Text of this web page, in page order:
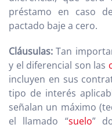
préstamo en caso
pactado baje a cero.
Cláusulas:Tan
y el diferencial son las
incluyen en sus
tipo de interés
señalan un máximo
el llamado “suelo”